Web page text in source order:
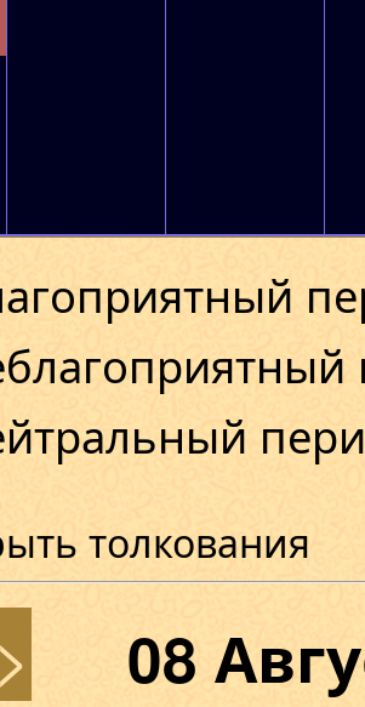
толкования
> 08